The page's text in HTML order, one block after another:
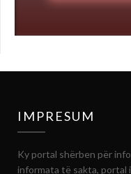
IMPRESUM
Ky portal shërben për
informata të sakta, portal